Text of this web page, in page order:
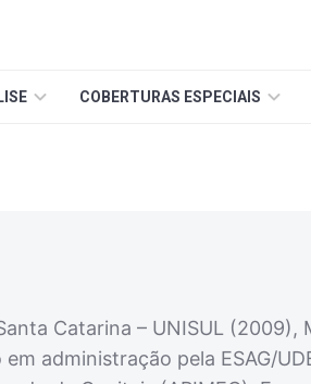
COBERTURAS ESPECIAIS
Catarina – UNISUL (2009),
administração pela ESAG/